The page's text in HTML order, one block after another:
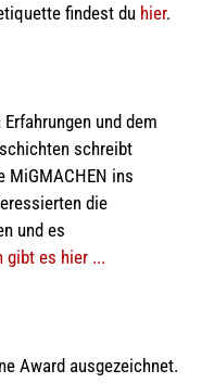
findest du hier.
und dem
schreibt
MiGMACHEN ins
die
und es
gibt es hier ...
Award ausgezeichnet.